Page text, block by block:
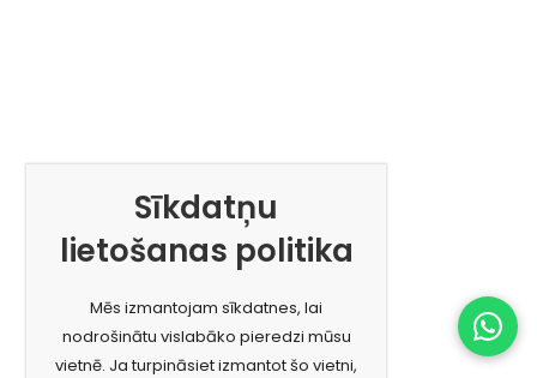
Sīkdatņu
lietošanas politika
Mēs izmantojam sīkdatnes, lai
nodrošinātu vislabāko pieredzi mūsu
vietnē. Ja turpināsiet izmantot šo vietni,